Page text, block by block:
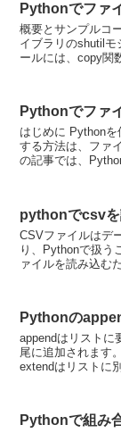
Pythonでファ
概要とサンプルコ
イブラリのshutilモ
ールには、copy関
Pythonでファ
はじめに Python
する方法は、ファ
の記事では、
pythonでcsv
CSVファイルはデ
り、Pythonで扱う
ァイルを読み込む
Pythonの
appendはリストに
尾に追加されます
extendはリストに
Pythonで組み